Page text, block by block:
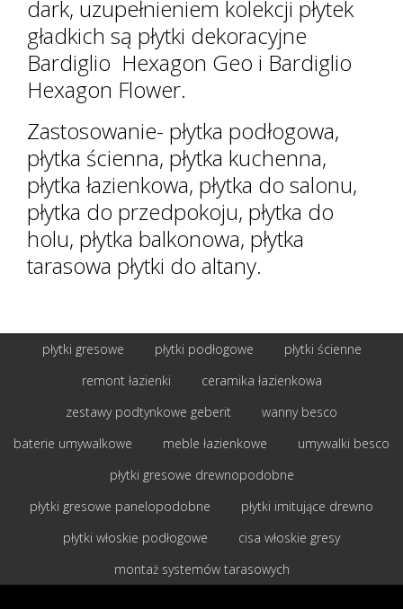
dark, uzupełnieniem kolekcji płytek
gładkich są płytki dekoracyjne
Bardiglio Hexagon Geo i Bardiglio
Hexagon Flower.
Zastosowanie- płytka podłogowa,
płytka ścienna, płytka kuchenna,
płytka łazienkowa, płytka do salonu,
płytka do przedpokoju, płytka do
holu, płytka balkonowa, płytka
tarasowa płytki do altany.
płytki gresowe płytki podłogowe
płytki ścienne
remont łazienki
ceramika łazienkowa
zestawy podtynkowe geberit
wanny besco
baterie umywalkowe
meble łazienkowe
umywalki besco
płytki gresowe drewnopodobne
płytki gresowe panelopodobne
płytki imitujące drewno
płytki włoskie podłogowe
cisa włoskie gresy
montaż systemów tarasowych